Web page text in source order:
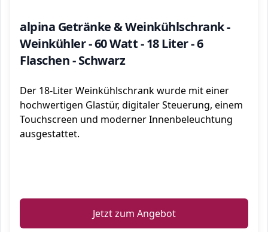
alpina Getränke & Weinkühlschrank -
Weinkühler - 60 Watt - 18 Liter - 6
Flaschen - Schwarz
Der 18-Liter Weinkühlschrank wurde mit einer
hochwertigen Glastür, digitaler Steuerung, einem
Touchscreen und moderner Innenbeleuchtung
ausgestattet.
Jetzt zum Angebot